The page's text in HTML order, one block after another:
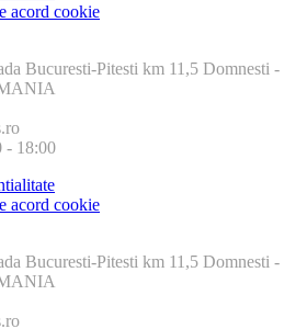
acord cookie
Bucuresti-Pitesti km 11,5 Domnesti -
- 18:00
acord cookie
Bucuresti-Pitesti km 11,5 Domnesti -